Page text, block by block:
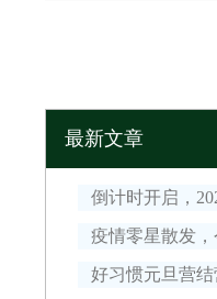
最新文章